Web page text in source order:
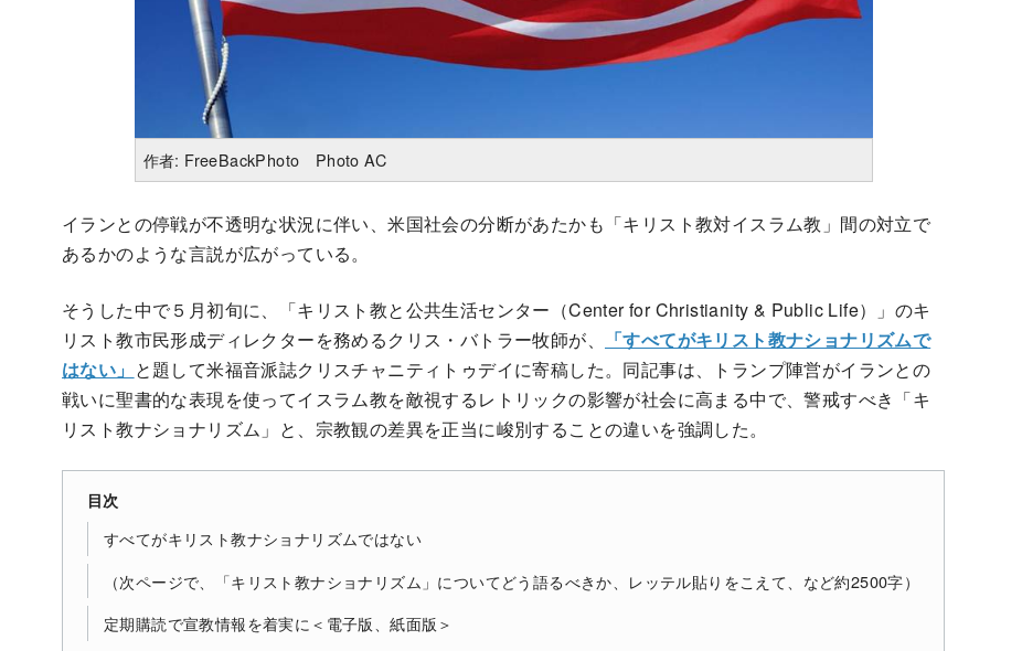
作者: FreeBackPhoto Photo AC
イランとの停戦が不透明な状況に伴い、米国社会の分断があたかも「キリスト教対イスラム教」間の対立で
あるかのような言説が広がっている。
そうした中で５月初旬に、「キリスト教と公共生活センター（Center for Christianity & Public Life）」のキ
リスト教市民形成ディレクターを務めるクリス・バトラー牧師が、
「すべてがキリスト教ナショナリズムで
はない」 と題して米福音派誌クリスチャニティトゥデイに寄稿した。同記事は、トランプ陣営がイランとの
戦いに聖書的な表現を使ってイスラム教を敵視するレトリックの影響が社会に高まる中で、警戒すべき「キ
リスト教ナショナリズム」と、宗教観の差異を正当に峻別することの違いを強調した。
目次
すべてがキリスト教ナショナリズムではない
（次ページで、「キリスト教ナショナリズム」についてどう語るべきか、レッテル貼りをこえて、など約2500字）
定期購読で宣教情報を着実に＜電子版、紙面版＞